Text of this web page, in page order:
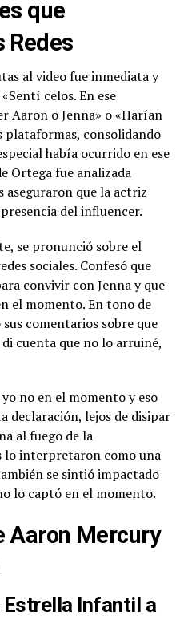
que
Redes
al video fue inmediata y
celos. En ese
Aaron o Jenna» o «Harían
plataformas, consolidando
había ocurrido en ese
Ortega fue analizada
aseguraron que la actriz
del influencer.
se pronunció sobre el
sociales. Confesó que
convivir con Jenna y que
el momento. En tono de
comentarios sobre que
cuenta que no lo arruiné,
no en el momento y eso
declaración, lejos de disipar
al fuego de la
lo interpretaron como una
se sintió impactado
lo captó en el momento.
Aaron Mercury
Estrella Infantil a